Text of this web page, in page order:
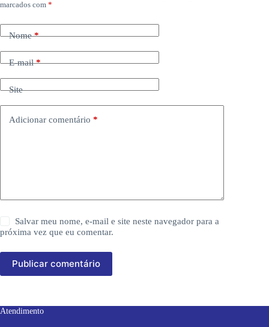
marcados com *
Nome*
E-mail*
Site
Adicionar comentário *
Salvar meu nome, e-mail e site neste navegador para a
próxima vez que eu comentar.
Publicar comentário
Atendimento